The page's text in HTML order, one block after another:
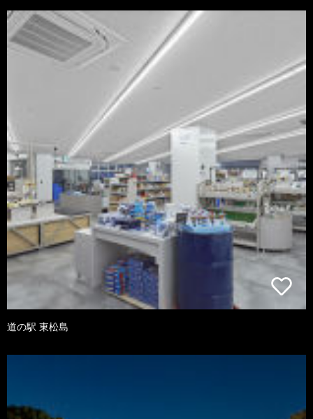
道の駅 東松島